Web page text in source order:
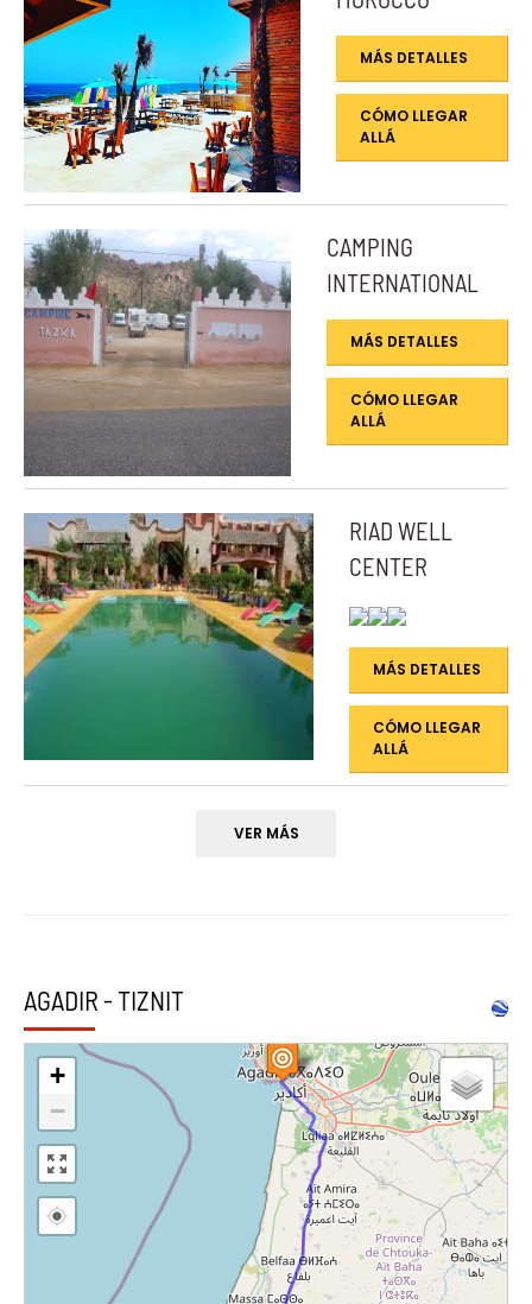
MÁS DETALLES
CÓMO LLEGAR
ALLÁ
CAMPING
INTERNATIONAL
MÁS DETALLES
CÓMO LLEGAR
ALLÁ
RIAD WELL
CENTER
MÁS DETALLES
CÓMO LLEGAR
ALLÁ
VER MÁS
AGADIR - TIZNIT
+
−